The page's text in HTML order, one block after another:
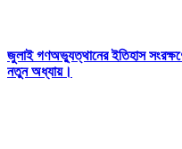
জুলাই গণঅভ্যুত্থানের ইতিহাস
নতুন অধ্যায়।